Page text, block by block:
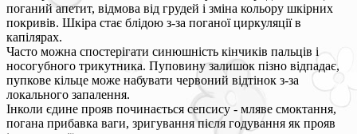
поганий апетит, відмова від грудей і зміна кольору шкірних
покривів. Шкіра стає блідою з-за поганої циркуляції в
капілярах.
Часто можна спостерігати синюшність кінчиків пальців і
носогубного трикутника. Пуповину залишок пізно відпадає,
пупкове кільце може набувати червоний відтінок з-за
локального запалення.
Інколи єдине прояв починається сепсису - мляве смоктання,
погана прибавка ваги, зригування після годування як прояв